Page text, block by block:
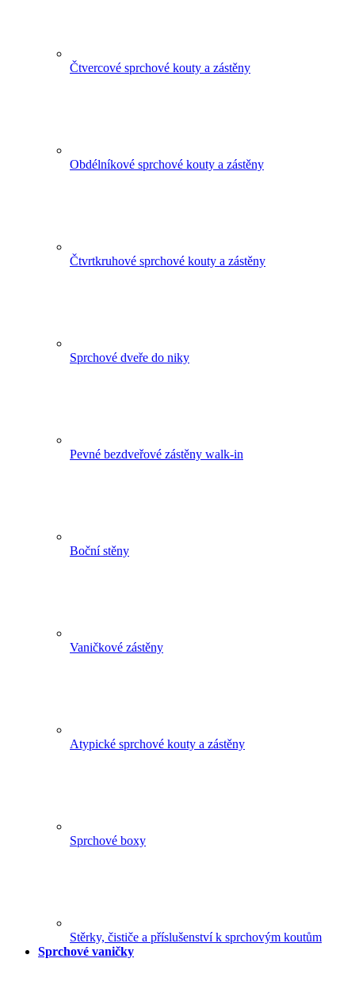
Čtvercové sprchové kouty a zástěny
Obdélníkové sprchové kouty a zástěny
Čtvrtkruhové sprchové kouty a zástěny
Sprchové dveře do niky
Pevné bezdveřové zástěny walk-in
Boční stěny
Vaničkové zástěny
Atypické sprchové kouty a zástěny
Sprchové boxy
Stěrky, čističe a příslušenství k sprchovým koutům
Sprchové vaničky